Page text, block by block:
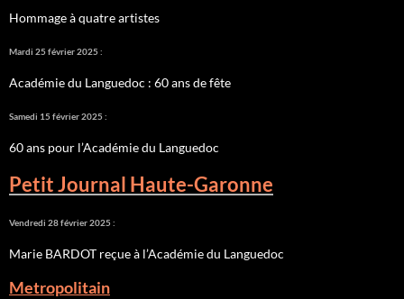
Hommage à quatre artistes
Mardi 25 février 2025 :
Académie du Languedoc : 60 ans de fête
Samedi 15 février 2025 :
60 ans pour l’Académie du Languedoc
Petit Journal Haute-Garonne
Vendredi 28 février 2025 :
Marie BARDOT reçue à l’Académie du Languedoc
Metropolitain